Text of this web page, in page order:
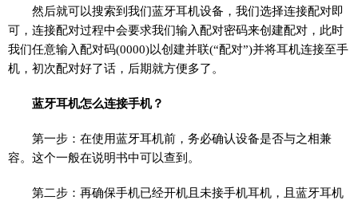
然后就可以搜索到我们蓝牙耳机设备，我们选择连接配对即
可，连接配对过程中会要求我们输入配对密码来创建配对，此时
我们任意输入配对码(0000)以创建并联(“配对”)并将耳机连接至手
机，初次配对好了话，后期就方便多了。
蓝牙耳机怎么连接手机？
第一步：在使用蓝牙耳机前，务必确认设备是否与之相兼
容。这个一般在说明书中可以查到。
第二步：再确保手机已经开机且未接手机耳机，且蓝牙耳机